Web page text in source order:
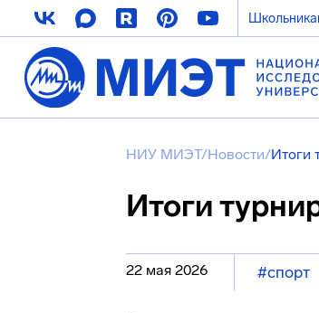
НИУ МИЭТ/Новости/Итоги
Итоги
22 мая 2026 #спорт